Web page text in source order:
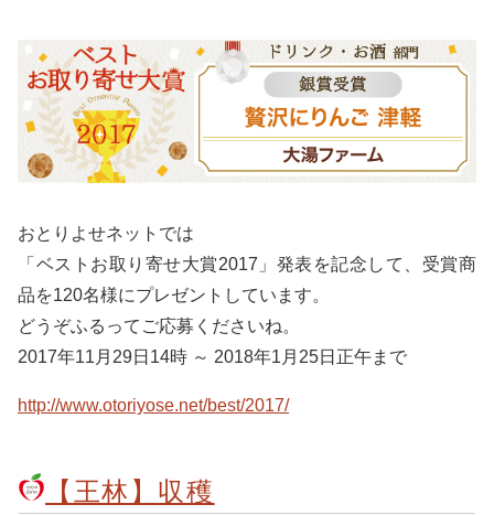
おとりよせネットでは
「ベストお取り寄せ大賞2017」発表を記念して、受賞商
品を120名様にプレゼントしています。
どうぞふるってご応募くださいね。
2017年11月29日14時 ～ 2018年1月25日正午まで
http://www.otoriyose.net/best/2017/
【王林】収穫